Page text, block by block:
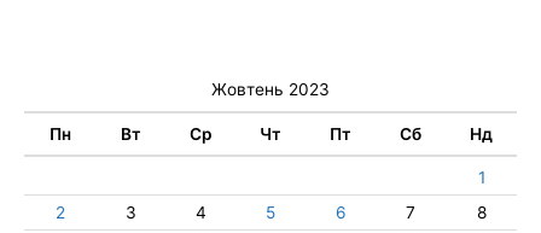
Жовтень 2023
Пн Вт Ср Чт Пт Сб Нд
1
2
3 4 5 6 7
8